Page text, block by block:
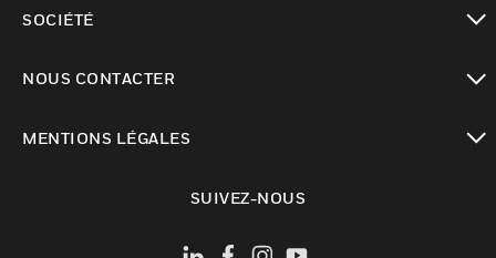
SOCIÉTÉ
NOUS CONTACTER
MENTIONS LÉGALES
SUIVEZ-NOUS